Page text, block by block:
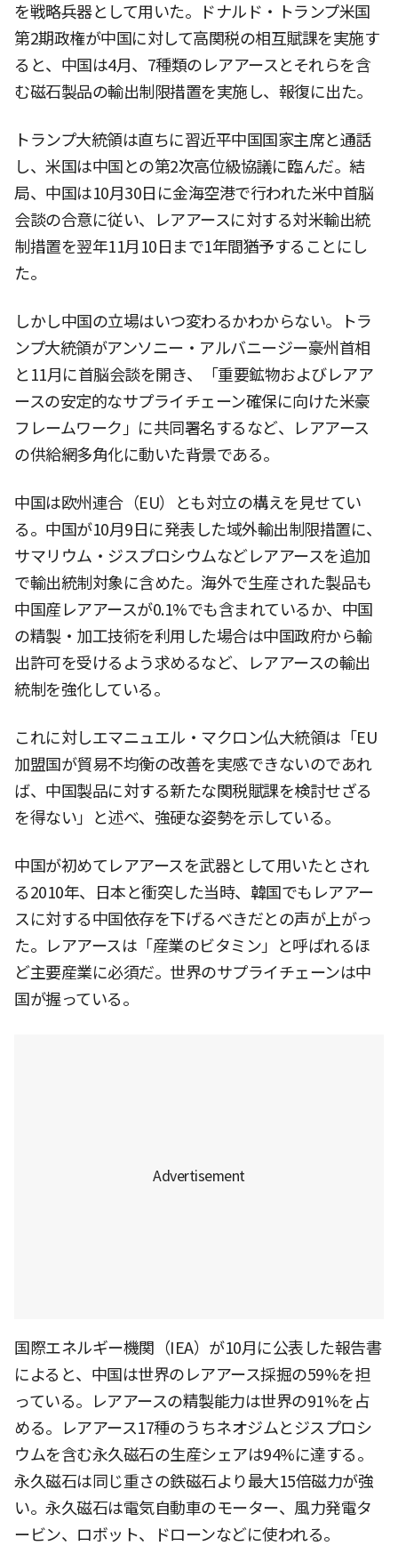
を戦略兵器として用いた。ドナルド・トランプ米国
第2期政権が中国に対して高関税の相互賦課を実施す
ると、中国は4月、7種類のレアアースとそれらを含
む磁石製品の輸出制限措置を実施し、報復に出た。
トランプ大統領は直ちに習近平中国国家主席と通話
し、米国は中国との第2次高位級協議に臨んだ。結
局、中国は10月30日に金海空港で行われた米中首脳
会談の合意に従い、レアアースに対する対米輸出統
制措置を翌年11月10日まで1年間猶予することにし
た。
しかし中国の立場はいつ変わるかわからない。トラ
ンプ大統領がアンソニー・アルバニージー豪州首相
と11月に首脳会談を開き、「重要鉱物およびレアア
ースの安定的なサプライチェーン確保に向けた米豪
フレームワーク」に共同署名するなど、レアアース
の供給網多角化に動いた背景である。
中国は欧州連合（EU）とも対立の構えを見せてい
る。中国が10月9日に発表した域外輸出制限措置に、
サマリウム・ジスプロシウムなどレアアースを追加
で輸出統制対象に含めた。海外で生産された製品も
中国産レアアースが0.1%でも含まれているか、中国
の精製・加工技術を利用した場合は中国政府から輸
出許可を受けるよう求めるなど、レアアースの輸出
統制を強化している。
これに対しエマニュエル・マクロン仏大統領は「EU
加盟国が貿易不均衡の改善を実感できないのであれ
ば、中国製品に対する新たな関税賦課を検討せざる
を得ない」と述べ、強硬な姿勢を示している。
中国が初めてレアアースを武器として用いたとされ
る2010年、日本と衝突した当時、韓国でもレアアー
スに対する中国依存を下げるべきだとの声が上がっ
た。レアアースは「産業のビタミン」と呼ばれるほ
ど主要産業に必須だ。世界のサプライチェーンは中
国が握っている。
国際エネルギー機関（IEA）が10月に公表した報告書
によると、中国は世界のレアアース採掘の59%を担
っている。レアアースの精製能力は世界の91%を占
める。レアアース17種のうちネオジムとジスプロシ
ウムを含む永久磁石の生産シェアは94%に達する。
永久磁石は同じ重さの鉄磁石より最大15倍磁力が強
い。永久磁石は電気自動車のモーター、風力発電タ
ービン、ロボット、ドローンなどに使われる。